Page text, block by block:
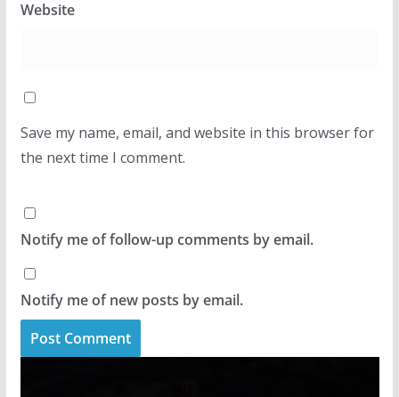
Website
Save my name, email, and website in this browser for
the next time I comment.
Notify me of follow-up comments by email.
Notify me of new posts by email.